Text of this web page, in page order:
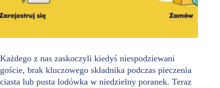
Każdego z nas zaskoczyli kiedyś niespodziewani
goście, brak kluczowego składnika podczas pieczenia
ciasta lub pusta lodówka w niedzielny poranek. Teraz